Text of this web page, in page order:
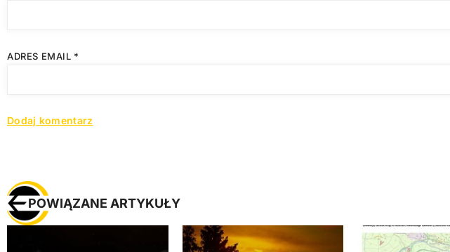
ADRES EMAIL *
POWIĄZANE ARTYKUŁY